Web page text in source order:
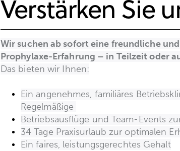
Verstärken Sie
Wir suchen ab sofort eine freundliche
Prophylaxe-Erfahrung – in Teilzeit oder
Das bieten wir Ihnen:
Ein angenehmes, familiäres
Regelmäßige
Betriebsausflüge und Team-Events
34 Tage Praxisurlaub zur optimalen
Ein faires, leistungsgerechtes Gehalt